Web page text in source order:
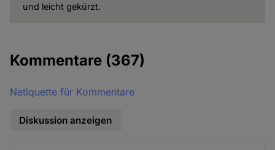
und leicht gekürzt.
Kommentare (367)
Netiquette für Kommentare
Diskussion anzeigen